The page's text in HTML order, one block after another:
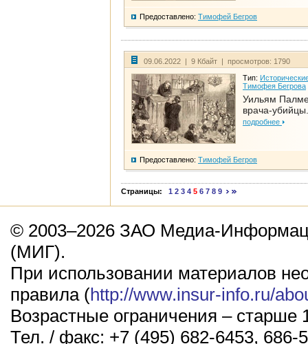
Предоставлено: Тимофей Бегров
09.06.2022 | 9 Кбайт | просмотров: 1790
Тип:
Тимофея Бегрова
Уильям
врача-
подробнее
Предоставлено: Тимофей Бегров
Страницы: 1 2 3 4 5 6 7 8 9
© 2003–2026 ЗАО Медиа-
(МИГ).
При использовании материалов
правила (http://www.insur-info.ru/
Возрастные ограничения – старше
Тел. / факс: +7 (495) 682-6453, 686-